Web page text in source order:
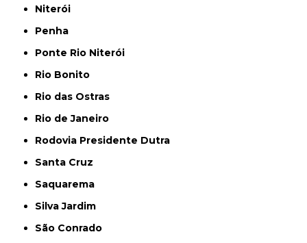
Niterói
Penha
Ponte Rio Niterói
Rio Bonito
Rio das Ostras
Rio de Janeiro
Rodovia Presidente Dutra
Santa Cruz
Saquarema
Silva Jardim
São Conrado